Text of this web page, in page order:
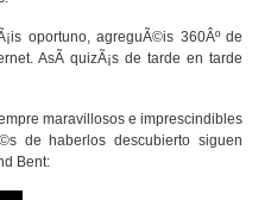
oportuno, agreguÃ©is 360Âº de
AsÃ­ quizÃ¡s de tarde en tarde
maravillosos e imprescindibles
de haberlos descubierto siguen
Bent: